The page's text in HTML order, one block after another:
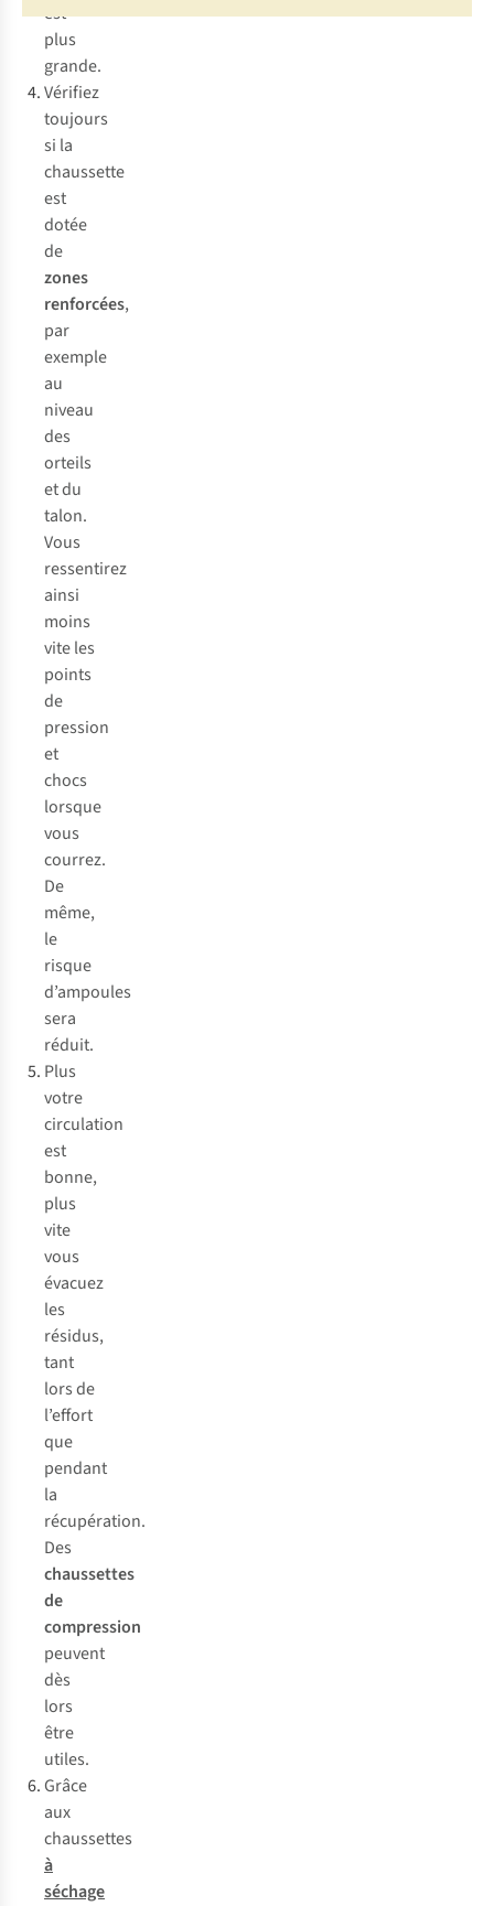
est
plus
grande.
Vérifiez
toujours
si la
chaussette
est
dotée
de
zones
renforcées,
par
exemple
au
niveau
des
orteils
et du
talon.
Vous
ressentirez
ainsi
moins
vite les
points
de
pression
et
chocs
lorsque
vous
courrez.
De
même,
le
risque
d’ampoules
sera
réduit.
Plus
votre
circulation
est
bonne,
plus
vite
vous
évacuez
les
résidus,
tant
lors de
l’effort
que
pendant
la
récupération.
Des
chaussettes
de
compression
peuvent
dès
lors
être
utiles.
Grâce
aux
chaussettes
à
séchage